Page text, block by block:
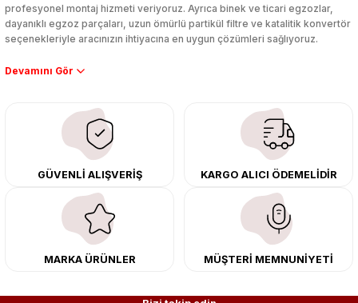
profesyonel montaj hizmeti veriyoruz. Ayrıca binek ve ticari egzozlar,
dayanıklı egzoz parçaları, uzun ömürlü partikül filtre ve katalitik konvertör
seçenekleriyle aracınızın ihtiyacına en uygun çözümleri sağlıyoruz.
Performans artışı isteyen sürücüler için özel performans egzozları ve
çıkma orijinal ürünler ile yenileyebilir, body kit uygulamalarıyla aracınızın
tasarımını ve aerodinamisini üst seviyeye taşıyabilirsiniz.
Tüm ürünlerimiz orijinal, dayanıklı ve uzun ömürlüdür. İstanbul’daki montaj
merkezimizde profesyonel montaj yapıyor, Türkiye’nin her yerine güvenli
kargo ile teslimat gerçekleştiriyoruz. Aracınıza değer katmak için doğru
adres: Egzoz Sepeti.
GÜVENLİ ALIŞVERİŞ KARGO ALICI ÖDEMELİDİR
MARKA ÜRÜNLER MÜŞTERİ MEMNUNİYETİ